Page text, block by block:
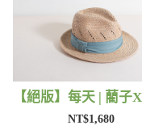
NT$1,680